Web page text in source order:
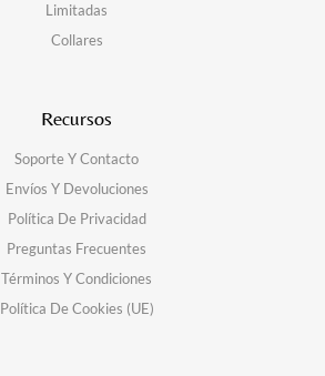
Limitadas
Collares
Recursos
Soporte Y Contacto
Envíos Y Devoluciones
Política De Privacidad
Preguntas Frecuentes
Términos Y Condiciones
Política De Cookies (UE)